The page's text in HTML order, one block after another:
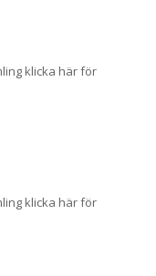
klicka här för
klicka här för